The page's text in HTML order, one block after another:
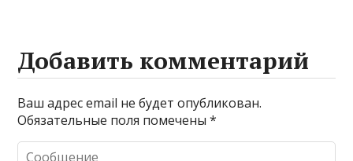
Добавить комментарий
Ваш адрес email не будет опубликован.
Обязательные поля помечены*